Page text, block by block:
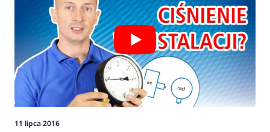
11 lipca 2016